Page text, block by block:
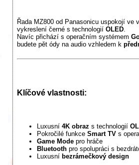
Řada MZ800 od Panasonicu uspokojí ve
vykreslení černé s technologií OLED
Navíc přichází s operačním systémem
budete pět ódy na audio vzhledem k
Klíčové vlastnosti:
Luxusní 4K obraz s technologií
Pokročilé funkce Smart TV s
Game Mode pro hráče
Bluetooth pro spolupráci s
Luxusní bezrámečkový design